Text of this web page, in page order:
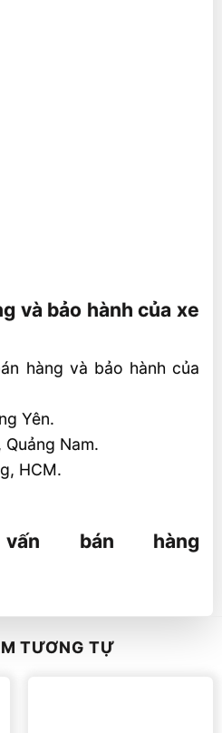
và bảo hành của xe
hàng và bảo hành của
Yên.
Nam.
HCM.
bán hàng
TƯƠNG TỰ